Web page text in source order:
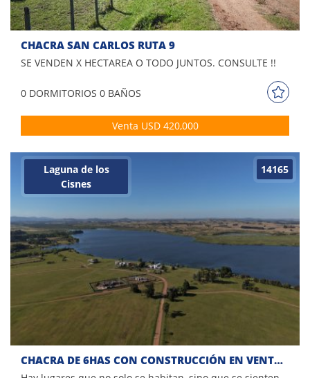
CHACRA SAN CARLOS RUTA 9
SE VENDEN X HECTAREA O TODO JUNTOS. CONSULTE !!
0 DORMITORIOS 0 BAÑOS
Venta USD 420,000
14165
Laguna de los
Cisnes
CHACRA DE 6HAS CON CONSTRUCCIÓN EN VENTA EN LAGUNA DE LOS CISNES.